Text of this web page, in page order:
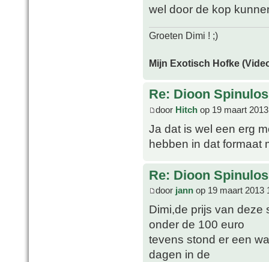
wel door de kop
Groeten Dimi ! ;)
Mijn Exotisch Hofke
Re: Dioon
door Hitch op 19 maart
Ja dat is wel een erg
hebben in dat formaat
Re: Dioon
door jann op 19 maart 2013
Dimi,de prijs van deze
onder de 100 euro
tevens stond er een
dagen in de